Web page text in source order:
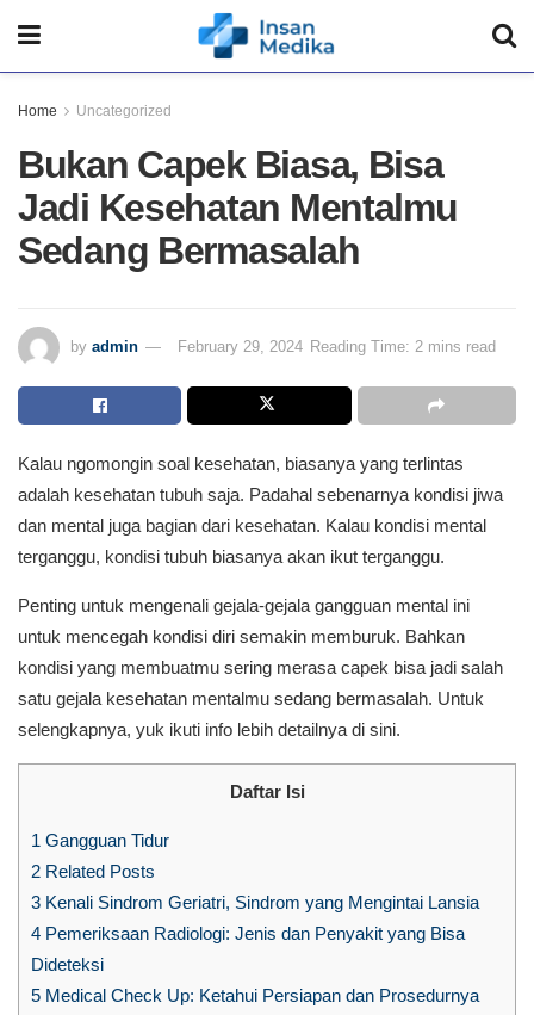
Home Uncategorized
Bukan Capek Biasa, Bisa
Jadi Kesehatan Mentalmu
Sedang Bermasalah
by admin February 29, 2024 Reading Time: 2 mins read
Kalau ngomongin soal kesehatan, biasanya yang terlintas
adalah kesehatan tubuh saja. Padahal sebenarnya kondisi jiwa
dan mental juga bagian dari kesehatan. Kalau kondisi mental
terganggu, kondisi tubuh biasanya akan ikut terganggu.
Penting untuk mengenali gejala-gejala gangguan mental ini
untuk mencegah kondisi diri semakin memburuk. Bahkan
kondisi yang membuatmu sering merasa capek bisa jadi salah
satu gejala kesehatan mentalmu sedang bermasalah. Untuk
selengkapnya, yuk ikuti info lebih detailnya di sini.
Daftar Isi
1 Gangguan Tidur
2 Related Posts
3 Kenali Sindrom Geriatri, Sindrom yang Mengintai Lansia
4 Pemeriksaan Radiologi: Jenis dan Penyakit yang Bisa
Dideteksi
5 Medical Check Up: Ketahui Persiapan dan Prosedurnya